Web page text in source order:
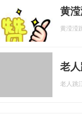
黄
黄滢滢
老
老人跳